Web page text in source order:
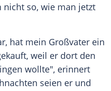
nicht so, wie man jetzt
hat mein Großvater ein
weil er dort den
wollte", erinnert
seien er und